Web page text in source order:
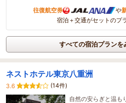
往復航空券 や
宿泊＋交通がセットのプ
すべての宿泊プランを
ネストホテル東京八重洲
3.6
(14件)
自然の安らぎと温も